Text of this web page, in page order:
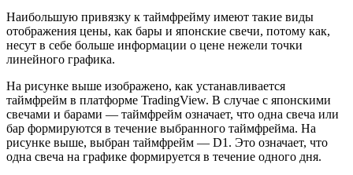
Наибольшую привязку к таймфрейму имеют такие виды
отображения цены, как бары и японские свечи, потому как,
несут в себе больше информации о цене нежели точки
линейного графика.
На рисунке выше изображено, как устанавливается
таймфрейм в платформе TradingView. В случае с японскими
свечами и барами — таймфрейм означает, что одна свеча или
бар формируются в течение выбранного таймфрейма. На
рисунке выше, выбран таймфрейм — D1. Это означает, что
одна свеча на графике формируется в течение одного дня.